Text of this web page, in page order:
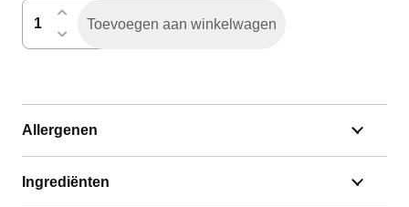
volkoren
krokant
Toevoegen aan winkelwagen
Allergenen
Ingrediënten